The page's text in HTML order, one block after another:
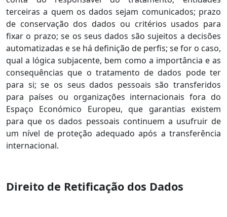
terceiras a quem os dados sejam comunicados; prazo
de conservação dos dados ou critérios usados para
fixar o prazo; se os seus dados são sujeitos a decisões
automatizadas e se há definição de perfis; se for o caso,
qual a lógica subjacente, bem como a importância e as
consequências que o tratamento de dados pode ter
para si; se os seus dados pessoais são transferidos
para países ou organizações internacionais fora do
Espaço Económico Europeu, que garantias existem
para que os dados pessoais continuem a usufruir de
um nível de proteção adequado após a transferência
internacional.
Direito de Retificação dos Dados